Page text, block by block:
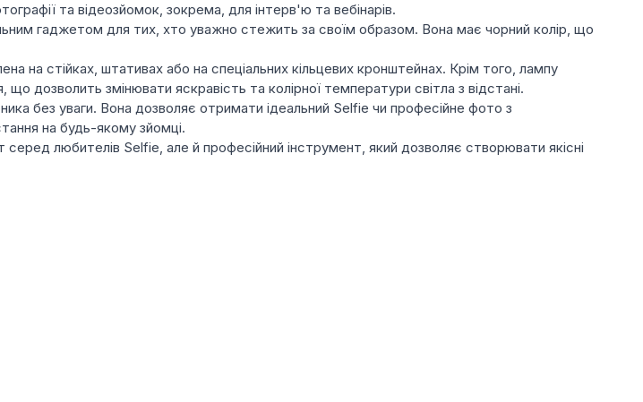
та відеозйомок, зокрема, для інтерв'ю та вебінарів.
гаджетом для тих, хто уважно стежить за своїм образом. Вона має чорний колір, що
на стійках, штативах або на спеціальних кільцевих кронштейнах. Крім того, лампу
дозволить змінювати яскравість та колірної температури світла з відстані.
без уваги. Вона дозволяє отримати ідеальний Selfie чи професійне фото з
на будь-якому зйомці.
любителів Selfie, але й професійний інструмент, який дозволяє створювати якісні